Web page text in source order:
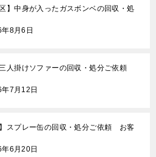
】中身が入ったガスボンベの回収・処
8月6日
三人掛けソファーの回収・処分ご依頼
7月12日
】スプレー缶の回収・処分ご依頼 お客
6月20日